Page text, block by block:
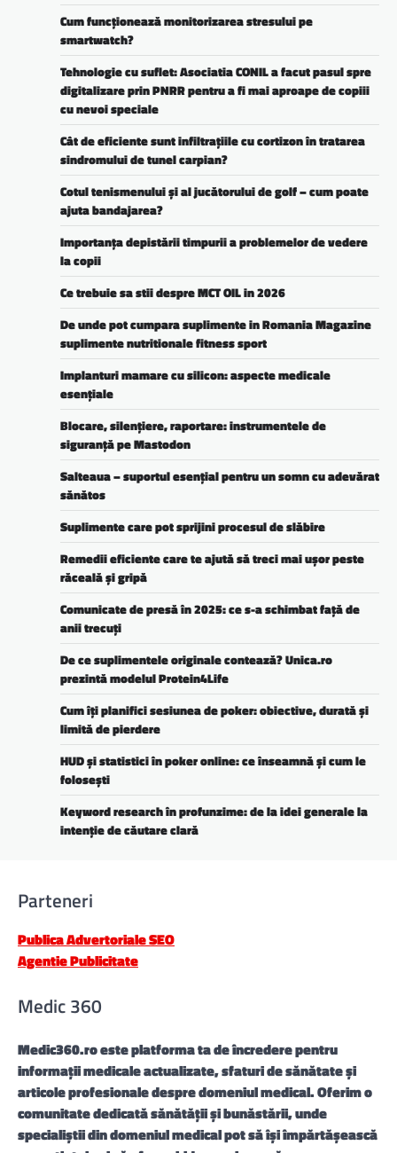
Cum funcționează monitorizarea stresului pe
smartwatch?
Tehnologie cu suflet: Asociatia CONIL a facut pasul spre
digitalizare prin PNRR pentru a fi mai aproape de copiii
cu nevoi speciale
Cât de eficiente sunt infiltrațiile cu cortizon în tratarea
sindromului de tunel carpian?
Cotul tenismenului și al jucătorului de golf – cum poate
ajuta bandajarea?
Importanța depistării timpurii a problemelor de vedere
la copii
Ce trebuie sa stii despre MCT OIL in 2026
De unde pot cumpara suplimente in Romania Magazine
suplimente nutritionale fitness sport
Implanturi mamare cu silicon: aspecte medicale
esențiale
Blocare, silențiere, raportare: instrumentele de
siguranță pe Mastodon
Salteaua – suportul esențial pentru un somn cu adevărat
sănătos
Suplimente care pot sprijini procesul de slăbire
Remedii eficiente care te ajută să treci mai ușor peste
răceală și gripă
Comunicate de presă în 2025: ce s-a schimbat față de
anii trecuți
De ce suplimentele originale contează? Unica.ro
prezintă modelul Protein4Life
Cum îți planifici sesiunea de poker: obiective, durată și
limită de pierdere
HUD și statistici în poker online: ce înseamnă și cum le
folosești
Keyword research în profunzime: de la idei generale la
intenție de căutare clară
Parteneri
Publica Advertoriale SEO
Agentie Publicitate
Medic 360
Medic360.roeste platforma ta de încredere pentru
informații medicale actualizate, sfaturi de sănătate și
articole profesionale despre domeniul medical. Oferim o
comunitate dedicată sănătății și bunăstării, unde
specialiștii din domeniul medical pot să își împărtășească